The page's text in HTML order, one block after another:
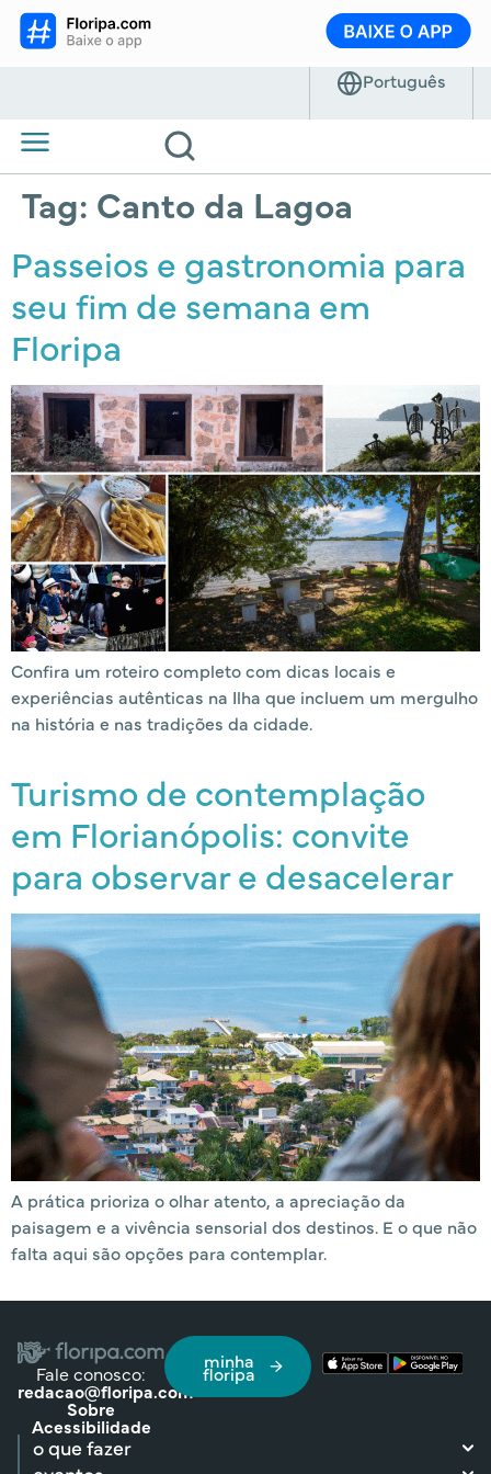
Tag: Canto da Lagoa
Passeios e gastronomia para
seu fim de semana em
Floripa
Confira um roteiro completo com dicas locais e
experiências autênticas na Ilha que incluem um mergulho
na história e nas tradições da cidade.
Turismo de contemplação
em Florianópolis: convite
para observar e desacelerar
A prática prioriza o olhar atento, a apreciação da
paisagem e a vivência sensorial dos destinos. E o que não
falta aqui são opções para contemplar.
Fale conosco:
redacao@floripa.com
Sobre
Acessibilidade
minha
floripa
o que fazer